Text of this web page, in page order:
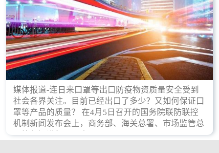
媒体报道-连日来口罩等出口防疫物资质量安全受到
社会各界关注。目前已经出口了多少？又如何保证口
罩等产品的质量？ 在4月5日召开的国务院联防联控
机制新闻发布会上，商务部、海关总署、市场监管总
局等部门进行了回应。